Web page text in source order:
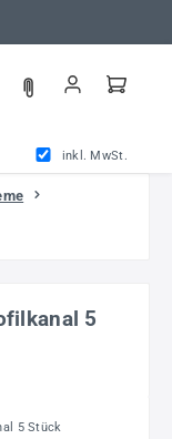
inkl. MwSt.
5